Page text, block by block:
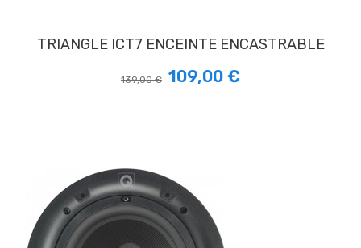
TRIANGLE ICT7 ENCEINTE ENCASTRABLE
139,00 € 109,00 €